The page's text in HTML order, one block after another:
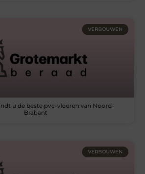
VERBOUWEN
u de beste pvc-vloeren van Noord-
Brabant
VERBOUWEN